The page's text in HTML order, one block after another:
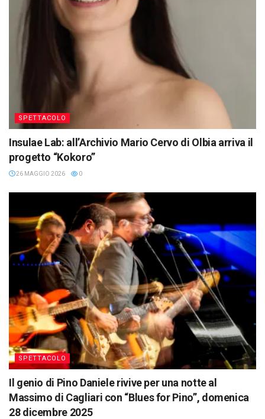
SPETTACOLO
Insulae Lab: all’Archivio Mario Cervo di Olbia arriva il
progetto “Kokoro”
26 MAGGIO 2026 0
SPETTACOLO
Il genio di Pino Daniele rivive per una notte al
Massimo di Cagliari con “Blues for Pino”, domenica
28 dicembre 2025